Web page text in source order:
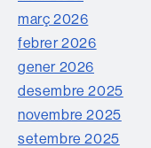
març 2026
febrer 2026
gener 2026
desembre 2025
novembre 2025
setembre 2025